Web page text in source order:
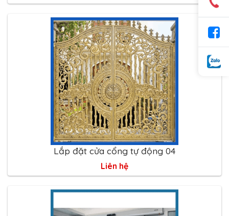
Lắp đặt cửa cổng tự động 04
Liên hệ